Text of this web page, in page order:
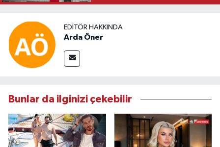
EDITÖR HAKKINDA
Arda Öner
Bunlar da ilginizi çekebilir